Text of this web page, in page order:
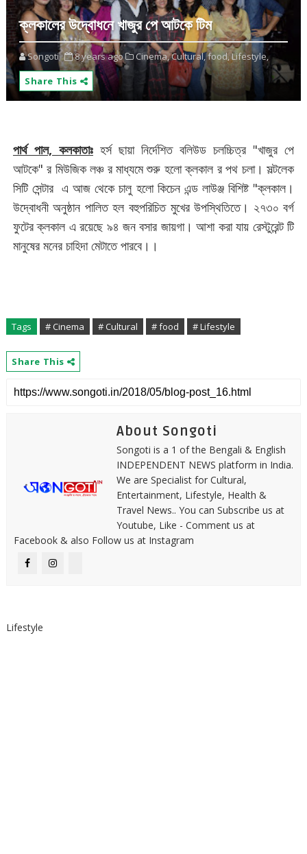
ক্লকালের উদ্বোধনে খাজুর পে আটকে টিম
Songoti 8 years ago Cinema,Cultural,food,Lifestyle,
Share This
পার্থ পাল, কলকাতাঃহর্স ছায়া নির্দেশিত বলিউড চলচ্চিত্র "খাজুর পে
আটকে" র মিউজিক লঞ্চ র মাধ্যমে শুরু হলো ক্লকাল র পথ চলা। সল্টলেক
সিটি সেন্টার এ আজ থেকে চালু হলো কিচেন এন্ড লাউঞ্জ বিশিষ্ট "ক্লকাল।
উদ্বোধনী অনুষ্ঠান পালিত হল বহুপরিচিত মুখের উপস্থিতিতে। ২৭৩০ বর্গ
ফুটের ক্লকাল এ রয়েছে ৯৪ জন বসার জায়গা। আশা করা যায় রেস্টুরেন্ট টি
মানুষের মনের চাহিদা মেটাতে পারবে।।
Tags # Cinema # Cultural # food # Lifestyle
Share This
About Songoti
Songoti is a 1 of the Bengali & English
INDEPENDENT NEWS platform in India.
We are Specialist for Cultural,
Entertainment, Lifestyle, Health &
Travel News.. You can Subscribe us at
Youtube, Like - Comment us at
Facebook & also Follow us at Instagram
Lifestyle